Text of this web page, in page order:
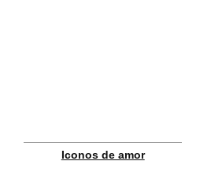
Iconos de amor